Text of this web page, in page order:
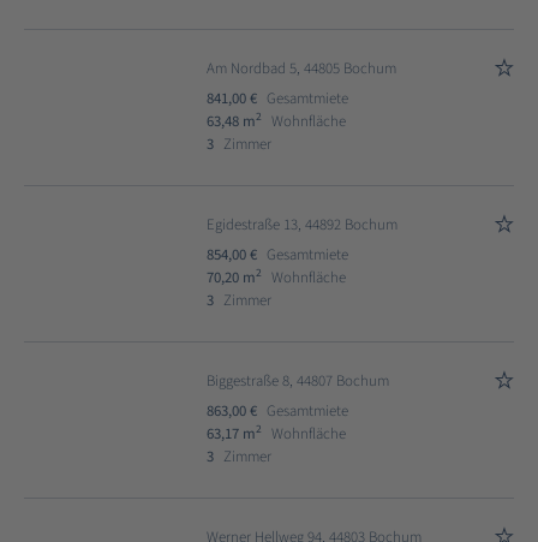
Am Nordbad 5, 44805 Bochum
841,00 € Gesamtmiete
63,48 m2
Wohnfläche
3 Zimmer
Egidestraße 13, 44892 Bochum
854,00 € Gesamtmiete
70,20 m2
Wohnfläche
3 Zimmer
Biggestraße 8, 44807 Bochum
863,00 € Gesamtmiete
63,17 m2
Wohnfläche
3 Zimmer
Werner Hellweg 94, 44803 Bochum